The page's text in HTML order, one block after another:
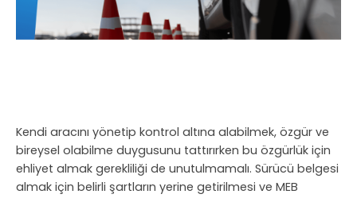
Kendi aracını yönetip kontrol altına alabilmek, özgür ve
bireysel olabilme duygusunu tattırırken bu özgürlük için
ehliyet almak gerekliliği de unutulmamalı. Sürücü belgesi
almak için belirli şartların yerine getirilmesi ve MEB